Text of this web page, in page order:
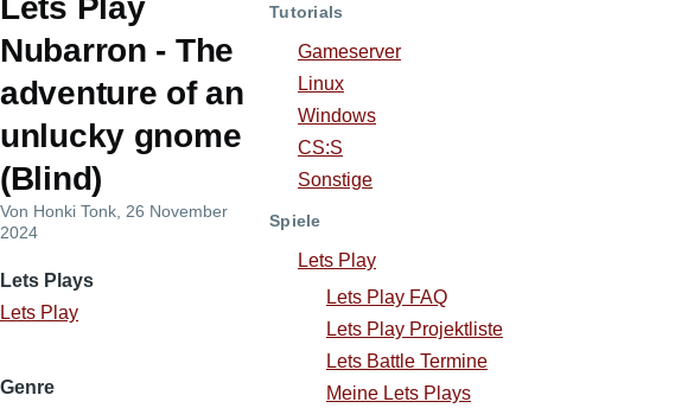
Lets Play
Nubarron - The
adventure of an
unlucky gnome
(Blind)
Von Honki Tonk , 26 November
2024
Lets Plays
Lets Play
Genre
Tutorials
Gameserver
Linux
Windows
CS:S
Sonstige
Spiele
Lets Play
Lets Play FAQ
Lets Play Projektliste
Lets Battle Termine
Meine Lets Plays